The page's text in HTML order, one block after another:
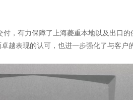
，有力保障了上海菱重本地以及出口
越表现的认可，也进一步强化了与客户